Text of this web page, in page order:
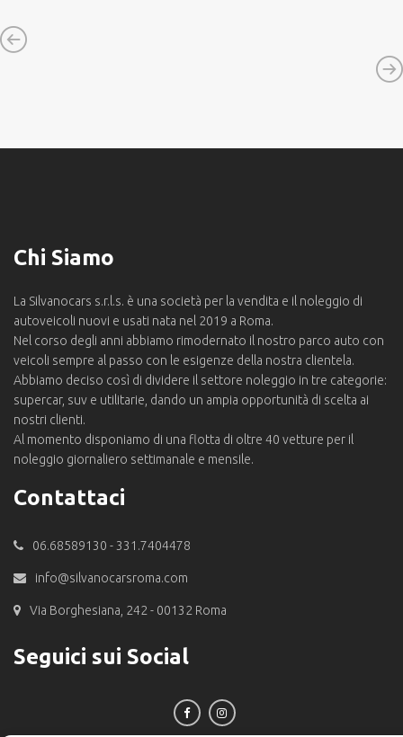
Chi Siamo
La Silvanocars s.r.l.s. è una società per la vendita e il noleggio di
autoveicoli nuovi e usati nata nel 2019 a Roma.
Nel corso degli anni abbiamo rimodernato il nostro parco auto con
veicoli sempre al passo con le esigenze della nostra clientela.
Abbiamo deciso così di dividere il settore noleggio in tre categorie:
supercar, suv e utilitarie, dando un ampia opportunità di scelta ai
nostri clienti.
Al momento disponiamo di una flotta di oltre 40 vetture per il
noleggio giornaliero settimanale e mensile.
Contattaci
06.68589130 - 331.7404478
info@silvanocarsroma.com
Via Borghesiana, 242 - 00132 Roma
Seguici sui Social